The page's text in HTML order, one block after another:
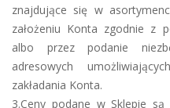
znajdujące się w
założeniu Konta zgodnie z
albo przez podanie
adresowych
zakładania Konta.
3.Ceny podane w Sklepie